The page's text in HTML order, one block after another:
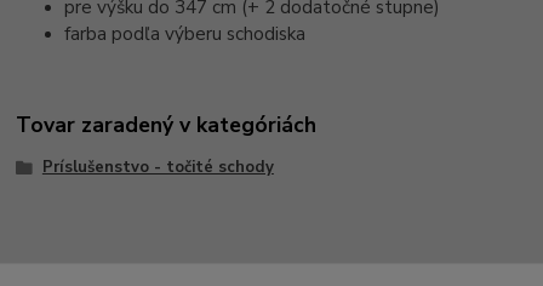
pre výšku do 347 cm (+ 2 dodatočné stupne)
farba podľa výberu schodiska
Tovar zaradený v kategóriách
Príslušenstvo - točité schody